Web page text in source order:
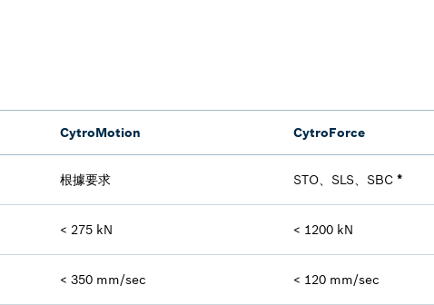
CytroMotion CytroForce
根據要求 STO、SLS、SBC *
< 275 kN < 1200 kN
< 350 mm/sec < 120 mm/sec